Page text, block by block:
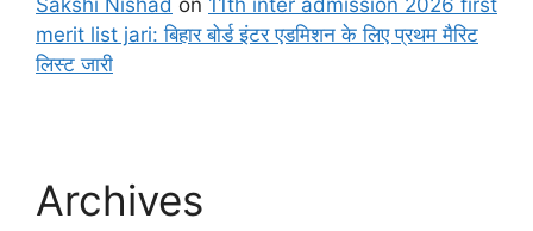
merit list jari: बिहार बोर्ड इंटर एडमिशन के लिए प्रथम मैरिट
लिस्ट जारी
Archives